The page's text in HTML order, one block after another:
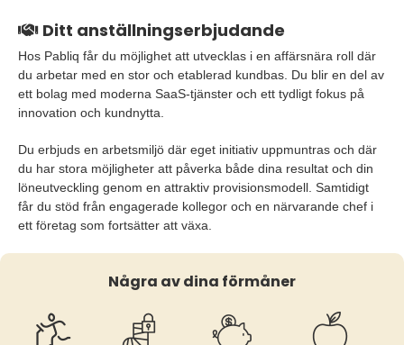
Ditt anställningserbjudande
Hos Pabliq får du möjlighet att utvecklas i en affärsnära roll där
du arbetar med en stor och etablerad kundbas. Du blir en del av
ett bolag med moderna SaaS-tjänster och ett tydligt fokus på
innovation och kundnytta.
Du erbjuds en arbetsmiljö där eget initiativ uppmuntras och där
du har stora möjligheter att påverka både dina resultat och din
löneutveckling genom en attraktiv provisionsmodell. Samtidigt
får du stöd från engagerade kollegor och en närvarande chef i
ett företag som fortsätter att växa.
Några av dina förmåner